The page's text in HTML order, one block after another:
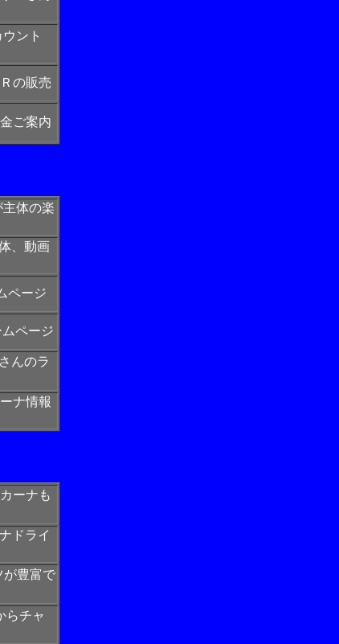
ント
の販売
ご案内
体の楽
、動画
ページ
ページ
んのラ
ナ情報
ーナも
ドライ
が豊富で
らチャ